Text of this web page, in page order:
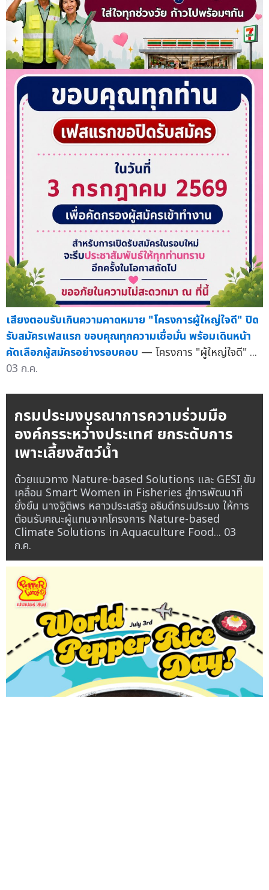
เสียงตอบรับเกินความคาดหมาย "โครงการผู้ใหญ่ใจดี" ปิด
รับสมัครเฟสแรก ขอบคุณทุกความเชื่อมั่น พร้อมเดินหน้า
คัดเลือกผู้สมัครอย่างรอบคอบ — โครงการ "ผู้ใหญ่ใจดี" ...
03 ก.ค.
กรมประมงบูรณาการความร่วมมือ
องค์กรระหว่างประเทศ ยกระดับการ
เพาะเลี้ยงสัตว์น้ำ
ด้วยแนวทาง Nature-based Solutions และ GESI ขับ
เคลื่อน Smart Women in Fisheries สู่การพัฒนาที่
ยั่งยืน นางฐิติพร หลาวประเสริฐ อธิบดีกรมประมง ให้การ
ต้อนรับคณะผู้แทนจากโครงการ Nature-based
Climate Solutions in Aquaculture Food... 03
ก.ค.